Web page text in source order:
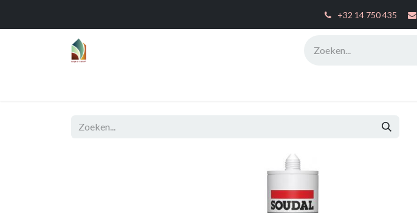
+32 14 750 435